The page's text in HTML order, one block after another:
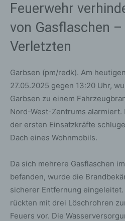
Feuerwehr
von Gasflaschen –
Verletzten
Garbsen (pm/redk). Am
27.05.2025 gegen 13:20 Uhr,
Garbsen zu einem
Nord-West-Zentrums
der ersten Einsatzkräfte
Dach eines Wohnmobils.
Da sich mehrere Gasflaschen
befanden, wurde die
sicherer Entfernung
rückten mit drei Löschrohren
Feuers vor. Die